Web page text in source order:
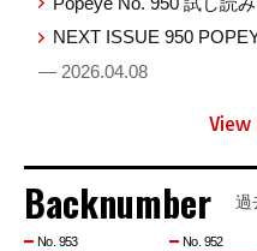
NEXT ISSUE 950
— 2026.04.08
Backnumber 過
No. 953 No. 952